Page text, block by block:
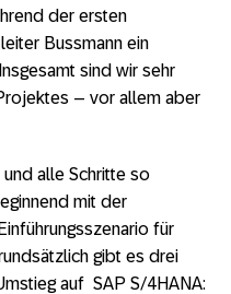
der ersten
Bussmann ein
sind wir sehr
– vor allem aber
und alle Schritte so
mit der
für
gibt es drei
auf SAP S/4HANA: